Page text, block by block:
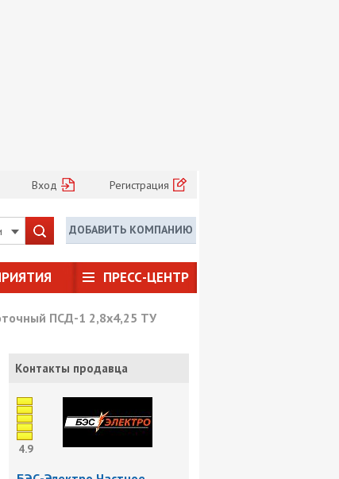
Вход Регистрация
ДОБАВИТЬ КОМПАНИЮ
ПРЕСС-ЦЕНТР
ПСД-1 2,8х4,25 ТУ
Контакты продавца
4.9